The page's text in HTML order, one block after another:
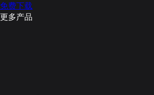
免费下载
更多产品